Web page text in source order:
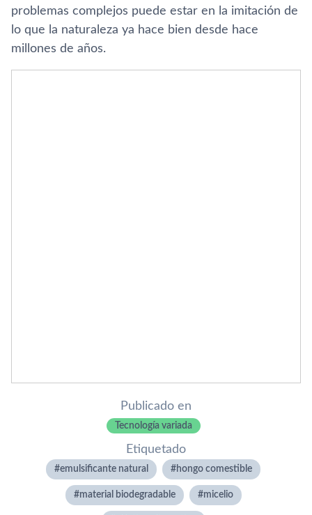
problemas complejos puede estar en la imitación de
lo que la naturaleza ya hace bien desde hace
millones de años.
Publicado en
Tecnología variada
Etiquetado
emulsificante natural hongo comestible
material biodegradable micelio